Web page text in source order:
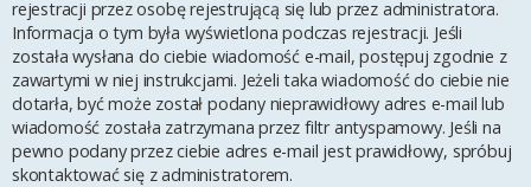
rejestracji przez osobę rejestrującą się lub przez administratora.
Informacja o tym była wyświetlona podczas rejestracji. Jeśli
została wysłana do ciebie wiadomość e-mail, postępuj zgodnie z
zawartymi w niej instrukcjami. Jeżeli taka wiadomość do ciebie nie
dotarła, być może został podany nieprawidłowy adres e-mail lub
wiadomość została zatrzymana przez filtr antyspamowy. Jeśli na
pewno podany przez ciebie adres e-mail jest prawidłowy, spróbuj
skontaktować się z administratorem.